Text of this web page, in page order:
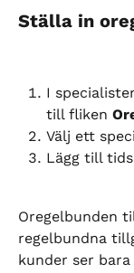
Ställa in
I
till fliken
Välj ett
Lägg till
Oregelbunden
regelbundna
kunder ser